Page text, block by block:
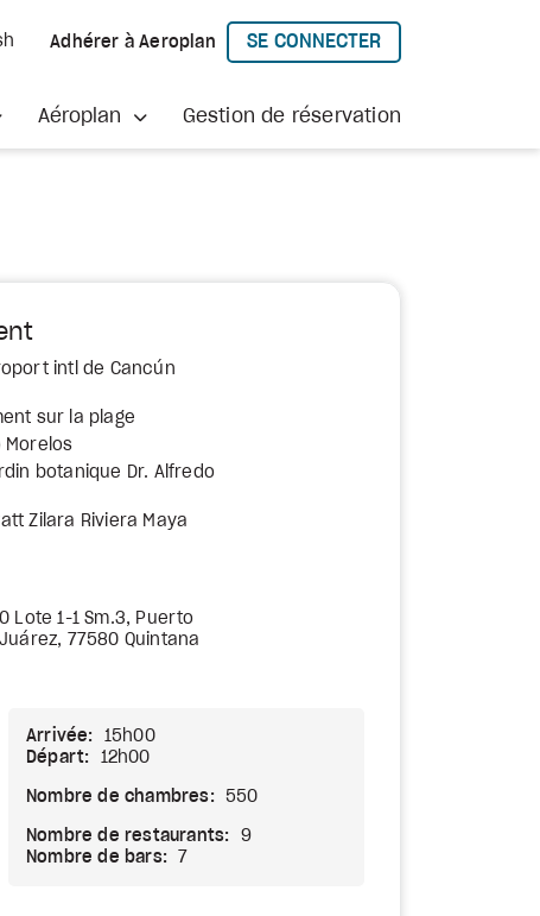
Adhérer à Aeroplan
SE CONNECTER
À AEROPLAN
Aéroplan Gestion de réservation
intl de Cancún
sur la plage
Morelos
botanique Dr. Alfredo
Zilara Riviera Maya
Lote 1-1 Sm.3, Puerto
77580 Quintana
Arrivée:
15h00
Départ:
12h00
Nombre de chambres: 550
Nombre de restaurants:
9
Nombre de bars:
7